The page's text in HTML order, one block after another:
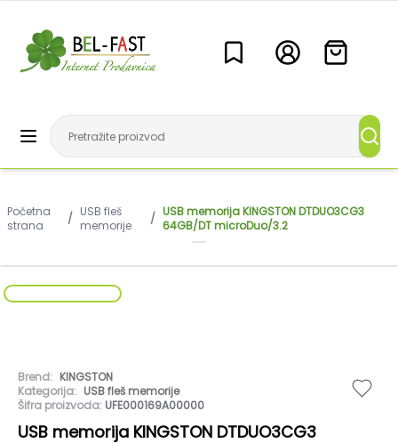
Početna
strana
/ USB fleš
memorije
/ USB memorija KINGSTON DTDUO3CG3
64GB/DT microDuo/3.2
Brend: KINGSTON
Kategorija: USB fleš memorije
Šifra proizvoda: UFE000169A00000
USB memorija KINGSTON DTDUO3CG3